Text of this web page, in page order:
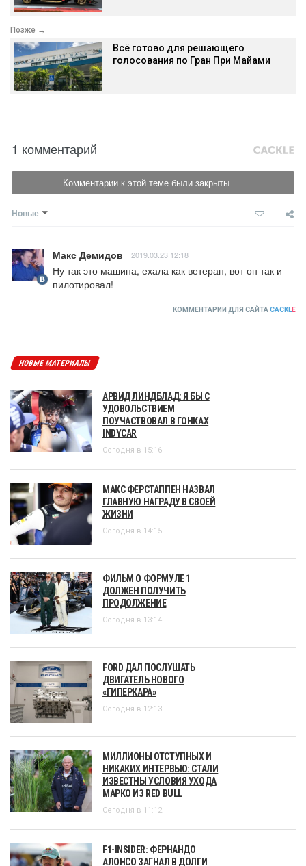
Позже →
Всё готово для решающего
голосования по Гран При Майами
1 комментарий
Комментарии к этой теме были закрыты
Новые
Макс Демидов 2019.03.23 12:18
Ну так это машина, ехала как ветеран, вот он так и
пилотировал!
КОММЕНТАРИИ ДЛЯ САЙТА CACKLE
НОВЫЕ МАТЕРИАЛЫ
АРВИД ЛИНДБЛАД: Я БЫ С
УДОВОЛЬСТВИЕМ
ПОУЧАСТВОВАЛ В ГОНКАХ
INDYCAR
Сегодня в 15:16
МАКС ФЕРСТАППЕН НАЗВАЛ
ГЛАВНУЮ НАГРАДУ В СВОЕЙ
ЖИЗНИ
Сегодня в 14:15
ФИЛЬМ О ФОРМУЛЕ 1
ДОЛЖЕН ПОЛУЧИТЬ
ПРОДОЛЖЕНИЕ
Сегодня в 13:14
FORD ДАЛ ПОСЛУШАТЬ
ДВИГАТЕЛЬ НОВОГО
«ГИПЕРКАРА»
Сегодня в 12:13
МИЛЛИОНЫ ОТСТУПНЫХ И
НИКАКИХ ИНТЕРВЬЮ: СТАЛИ
ИЗВЕСТНЫ УСЛОВИЯ УХОДА
МАРКО ИЗ RED BULL
Сегодня в 11:12
F1-INSIDER: ФЕРНАНДО
АЛОНСО ЗАГНАЛ В ДОЛГИ